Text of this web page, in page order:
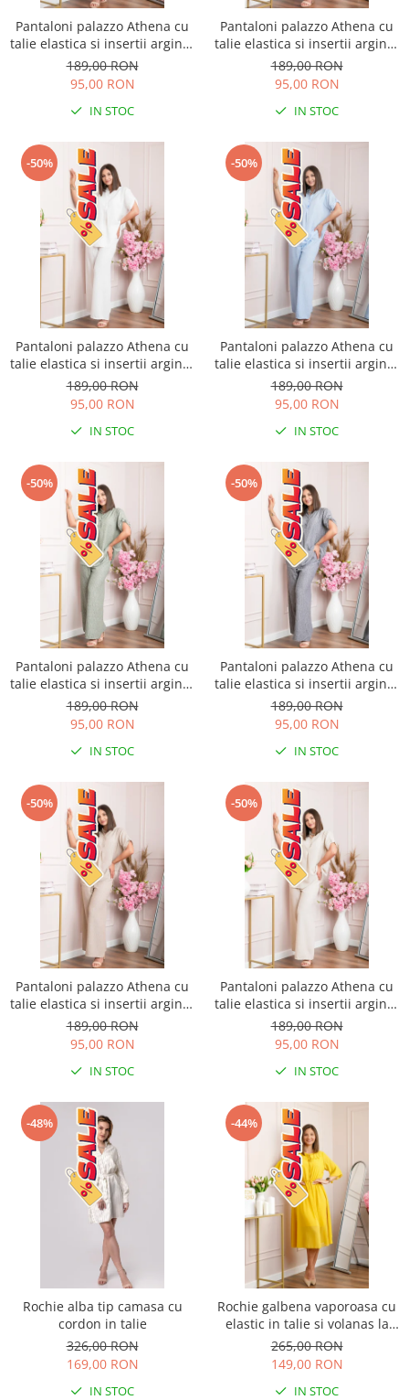
Pantaloni palazzo Athena cu
talie elastica si insertii argintii
- Roz pudrat
189,00 RON
95,00 RON
IN STOC
Pantaloni palazzo Athena cu
talie elastica si insertii argintii
- Lila
189,00 RON
95,00 RON
IN STOC
-50%
Pantaloni palazzo Athena cu
talie elastica si insertii argintii
- Alb
189,00 RON
95,00 RON
IN STOC
-50%
Pantaloni palazzo Athena cu
talie elastica si insertii argintii
- Bleu
189,00 RON
95,00 RON
IN STOC
-50%
Pantaloni palazzo Athena cu
talie elastica si insertii argintii
- Kaki
189,00 RON
95,00 RON
IN STOC
-50%
Pantaloni palazzo Athena cu
talie elastica si insertii argintii
- Gri
189,00 RON
95,00 RON
IN STOC
-50%
Pantaloni palazzo Athena cu
talie elastica si insertii argintii
- Bej
189,00 RON
95,00 RON
IN STOC
-50%
Pantaloni palazzo Athena cu
talie elastica si insertii argintii
- Ecru
189,00 RON
95,00 RON
IN STOC
-48%
Rochie alba tip camasa cu
cordon in talie
326,00 RON
169,00 RON
IN STOC
-44%
Rochie galbena vaporoasa cu
elastic in talie si volanas la
decolteu Allegra
265,00 RON
149,00 RON
IN STOC